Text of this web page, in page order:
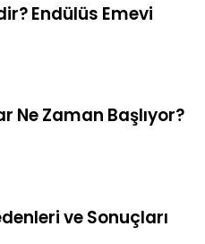
Endülüs Emevi
Ne Zaman Başlıyor?
ve Sonuçları